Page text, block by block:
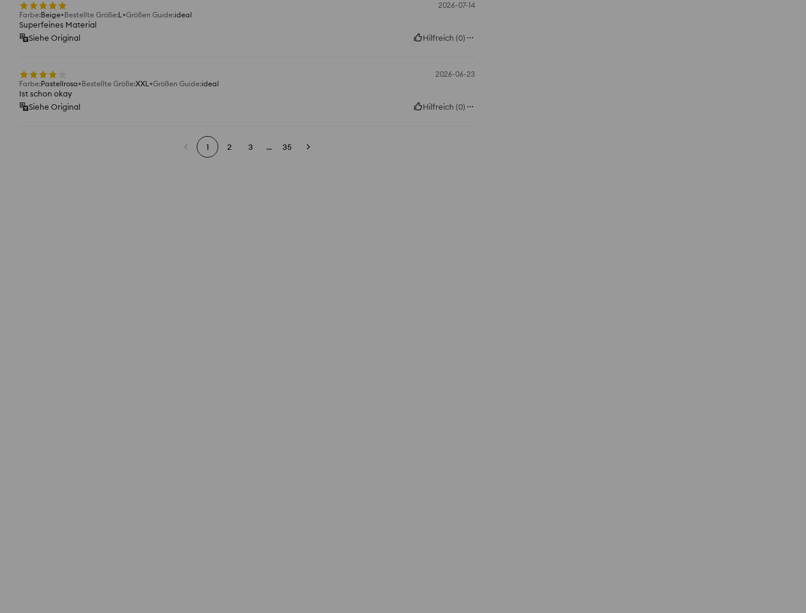
2026-07-14
Farbe:Beige Bestellte Größe:L Größen Guide:ideal
Superfeines Material
Siehe Original
Hilfreich (0)
2026-06-23
Farbe:Pastellrosa Bestellte Größe:XXL Größen Guide:ideal
Ist schon okay
Siehe Original
Hilfreich (0)
1 2 3 ... 35